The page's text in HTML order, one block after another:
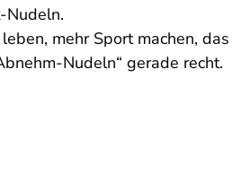
Nudeln.
mehr Sport machen, das
Nudeln“ gerade recht.